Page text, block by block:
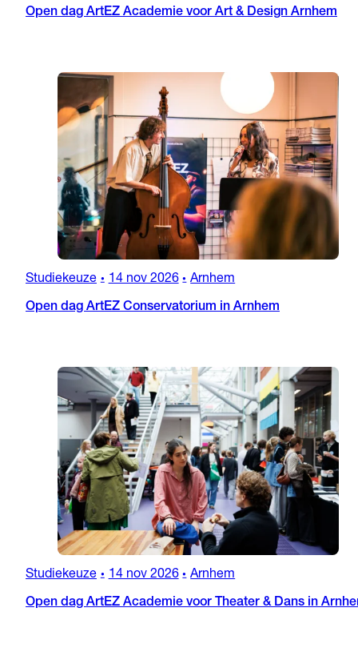
Open dag ArtEZ Academie voor Art & Design Arnhem
Studiekeuze • 14 nov 2026 • Arnhem
Open dag ArtEZ Conservatorium in Arnhem
Studiekeuze • 14 nov 2026 • Arnhem
Open dag ArtEZ Academie voor Theater & Dans in